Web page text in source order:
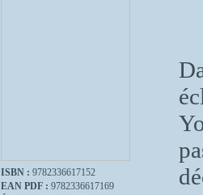
ISBN : 9782336617152
EAN PDF : 9782336617169